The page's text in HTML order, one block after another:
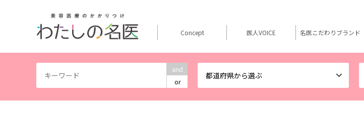
and
or
都道府県から選ぶ
Concept 医人VOICE 名医こだわりブランド